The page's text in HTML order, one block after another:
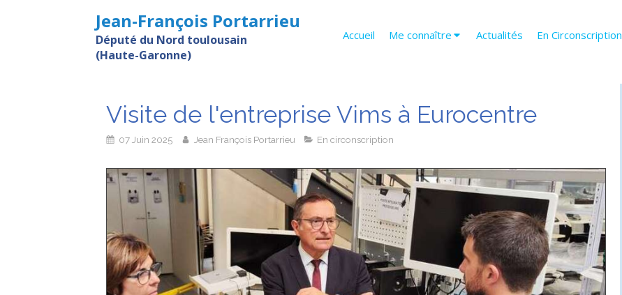
Accueil Me connaître Actualités En Circonscription
Jean-François Portarrieu
Député du Nord toulousain
(Haute-Garonne)
Visite de l'entreprise Vims à Eurocentre
07 Juin 2025 Jean François Portarrieu En circonscription